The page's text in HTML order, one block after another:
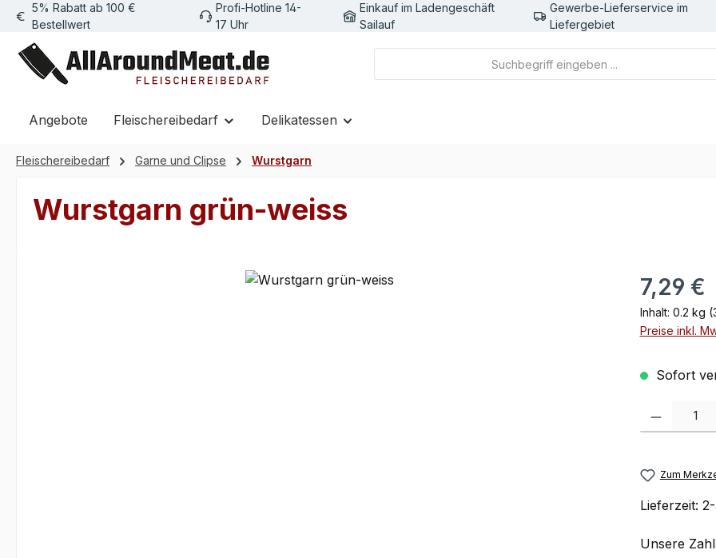
Hauptinhalt springen
Zur Suche springen
Zur Hauptnavigation springen
5% Rabatt ab 100 €
Bestellwert
Profi-Hotline 14-
17 Uhr
Einkauf im Ladengeschäft
Sailauf
Gewerbe-Lieferservice im
Liefergebiet
Angebote Fleischereibedarf Delikatessen
Fleischereibedarf Garne und Clipse Wurstgarn
Wurstgarn grün-weiss
Regulärer
7,29 €
Inhalt: 0.2 kg
Preise inkl.
Sofort
Produkt
Zum
Lieferzeit:
Unsere